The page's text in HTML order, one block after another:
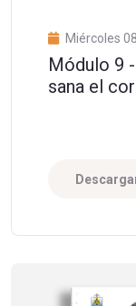
Miércoles
Módulo 9
sana el